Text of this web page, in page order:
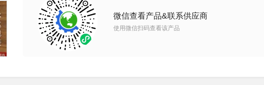
微信查看产品&联系供应商
使用微信扫码查看该产品